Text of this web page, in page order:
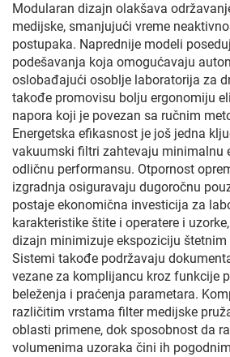
Modularan dizajn olakšava
medijske, smanjujući vreme
postupaka. Naprednije modeli
podešavanja koja omogućavaju
oslobađajući osoblje laboratorija za
takođe promovisu bolju ergonomiju
napora koji je povezan sa ručnim
Energetska efikasnost je još jedna
vakuumski filtri zahtevaju minimalnu
odličnu performansu. Otpornost
izgradnja osiguravaju dugoročnu
postaje ekonomična investicija za
karakteristike štite i operatere i
dizajn minimizuje ekspoziciju
Sistemi takođe podržavaju
vezane za komplijancu kroz funkcije
beleženja i praćenja parametara.
različitim vrstama filter medijske
oblasti primene, dok sposobnost da
volumenima uzoraka čini ih